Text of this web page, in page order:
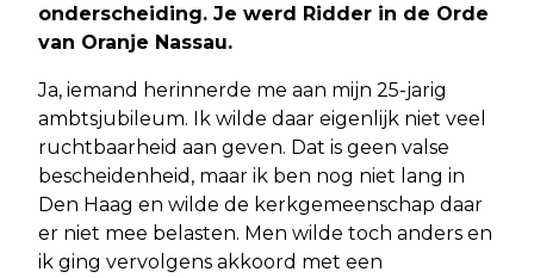
onderscheiding. Je werd Ridder in de Orde
van Oranje Nassau.
Ja, iemand herinnerde me aan mijn 25-jarig
ambtsjubileum. Ik wilde daar eigenlijk niet veel
ruchtbaarheid aan geven. Dat is geen valse
bescheidenheid, maar ik ben nog niet lang in
Den Haag en wilde de kerkgemeenschap daar
er niet mee belasten. Men wilde toch anders en
ik ging vervolgens akkoord met een